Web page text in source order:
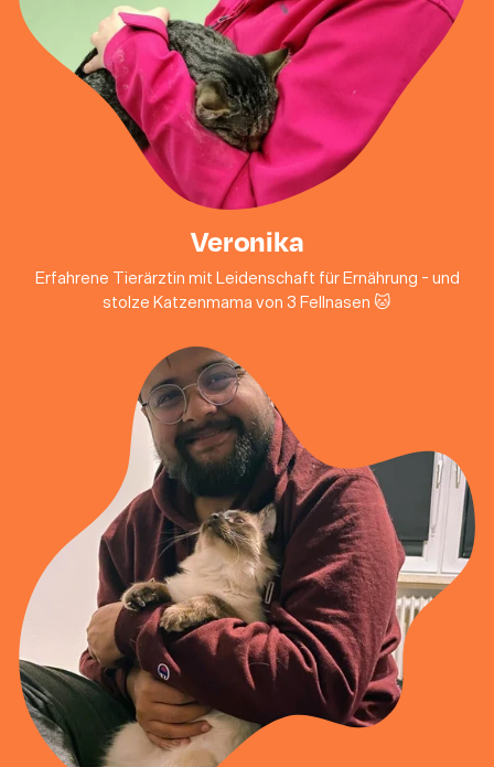
Veronika
Erfahrene Tierärztin mit Leidenschaft für Ernährung - und
stolze Katzenmama von 3 Fellnasen 🐱